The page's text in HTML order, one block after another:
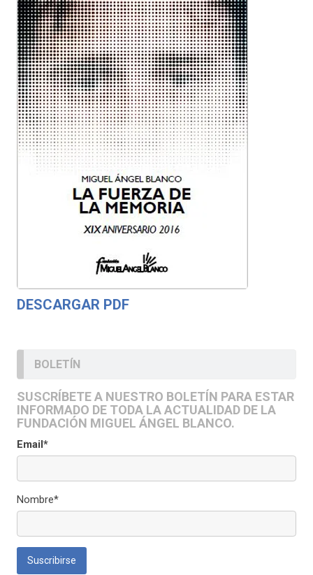
DESCARGAR PDF
BOLETÍN
SUSCRÍBETE A NUESTRO BOLETÍN PARA ESTAR
INFORMADO DE TODA LA ACTUALIDAD DE LA
FUNDACIÓN MIGUEL ÁNGEL BLANCO.
Email*
Nombre*